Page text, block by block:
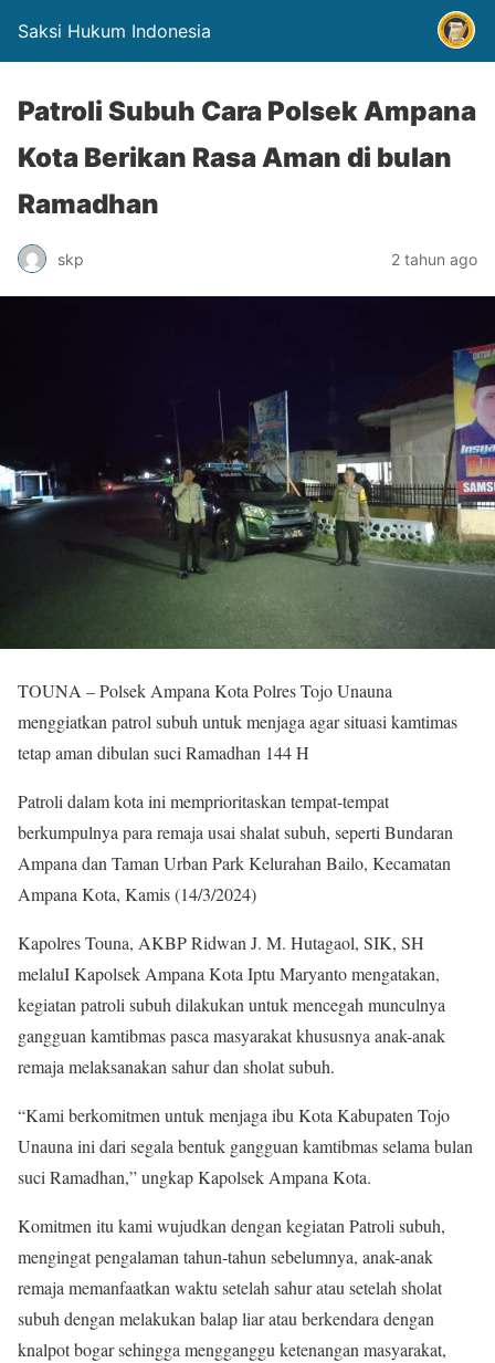
Saksi Hukum Indonesia
Patroli Subuh Cara Polsek Ampana
Kota Berikan Rasa Aman di bulan
Ramadhan
skp 2 tahun ago
TOUNA – Polsek Ampana Kota Polres Tojo Unauna
menggiatkan patrol subuh untuk menjaga agar situasi kamtimas
tetap aman dibulan suci Ramadhan 144 H
Patroli dalam kota ini memprioritaskan tempat-tempat
berkumpulnya para remaja usai shalat subuh, seperti Bundaran
Ampana dan Taman Urban Park Kelurahan Bailo, Kecamatan
Ampana Kota, Kamis (14/3/2024)
Kapolres Touna, AKBP Ridwan J. M. Hutagaol, SIK, SH
melaluI Kapolsek Ampana Kota Iptu Maryanto mengatakan,
kegiatan patroli subuh dilakukan untuk mencegah munculnya
gangguan kamtibmas pasca masyarakat khususnya anak-anak
remaja melaksanakan sahur dan sholat subuh.
“Kami berkomitmen untuk menjaga ibu Kota Kabupaten Tojo
Unauna ini dari segala bentuk gangguan kamtibmas selama bulan
suci Ramadhan,” ungkap Kapolsek Ampana Kota.
Komitmen itu kami wujudkan dengan kegiatan Patroli subuh,
mengingat pengalaman tahun-tahun sebelumnya, anak-anak
remaja memanfaatkan waktu setelah sahur atau setelah sholat
subuh dengan melakukan balap liar atau berkendara dengan
knalpot bogar sehingga mengganggu ketenangan masyarakat,